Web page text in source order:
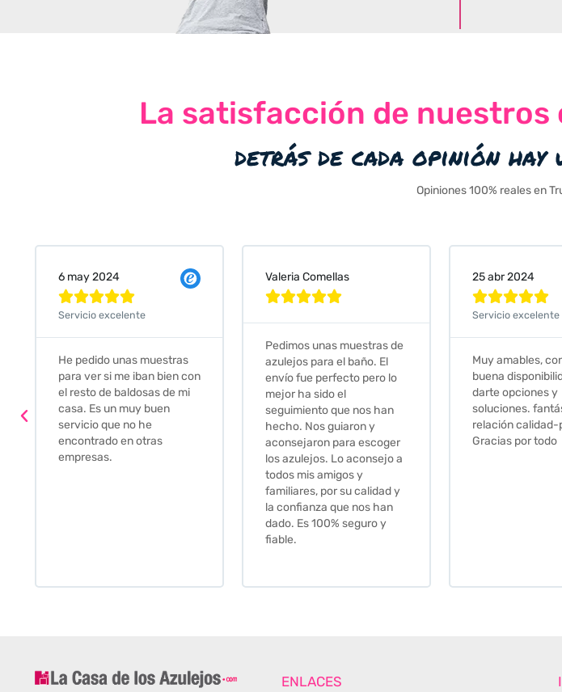
La satisfacción de
detrás de cada opinión
Opiniones 100% reales en
Valeria Comellas

azulejos para el baño. El
envío fue perfecto pero lo
mejor ha sido el
seguimiento que nos han
hecho. Nos guiaron y
aconsejaron para escoger
los azulejos. Lo aconsejo a
25 abr 2024

Muy amables, con muy
buena disponibilidad para
darte opciones y
soluciones. fantástica
relación calidad-precio.
Gracias por todo
Cristina Martin

La Casa de los
tención recibida,
por parte de
sido excepcional.
profesionales,
colaboradores
ENLACES